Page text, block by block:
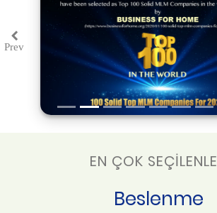
PrevPrevious
EN ÇOK
Beslenme